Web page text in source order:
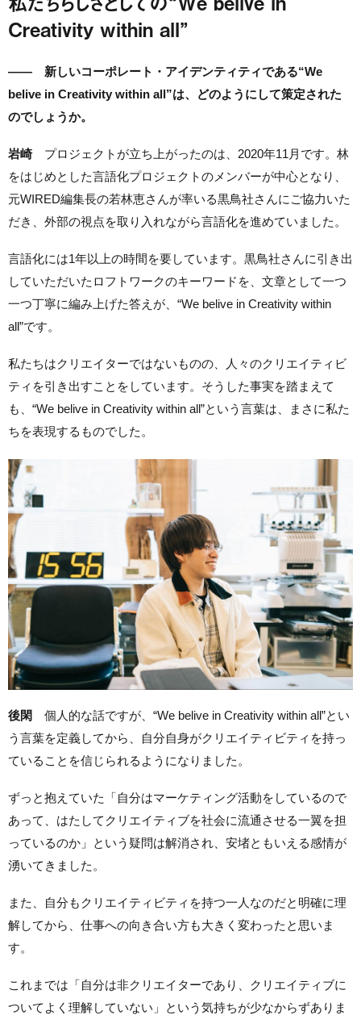
Creativity within all”
—— 新しいコーポレート・アイデンティティである“We
belive in Creativity within all”は、どのようにして策定された
のでしょうか。
岩崎 プロジェクトが立ち上がったのは、2020年11月です。林
をはじめとした言語化プロジェクトのメンバーが中心となり、
元WIRED編集長の若林恵さんが率いる黒鳥社さんにご協力いた
だき、外部の視点を取り入れながら言語化を進めていました。
言語化には1年以上の時間を要しています。黒鳥社さんに引き出
していただいたロフトワークのキーワードを、文章として一つ
一つ丁寧に編み上げた答えが、“We belive in Creativity within
all”です。
私たちはクリエイターではないものの、人々のクリエイティビ
ティを引き出すことをしています。そうした事実を踏まえて
も、“We belive in Creativity within all”という言葉は、まさに私た
ちを表現するものでした。
後閑 個人的な話ですが、“We belive in Creativity within all”とい
う言葉を定義してから、自分自身がクリエイティビティを持っ
ていることを信じられるようになりました。
ずっと抱えていた「自分はマーケティング活動をしているので
あって、はたしてクリエイティブを社会に流通させる一翼を担
っているのか」という疑問は解消され、安堵ともいえる感情が
湧いてきました。
また、自分もクリエイティビティを持つ一人なのだと明確に理
解してから、仕事への向き合い方も大きく変わったと思いま
す。
これまでは「自分は非クリエイターであり、クリエイティブに
ついてよく理解していない」という気持ちが少なからずありま